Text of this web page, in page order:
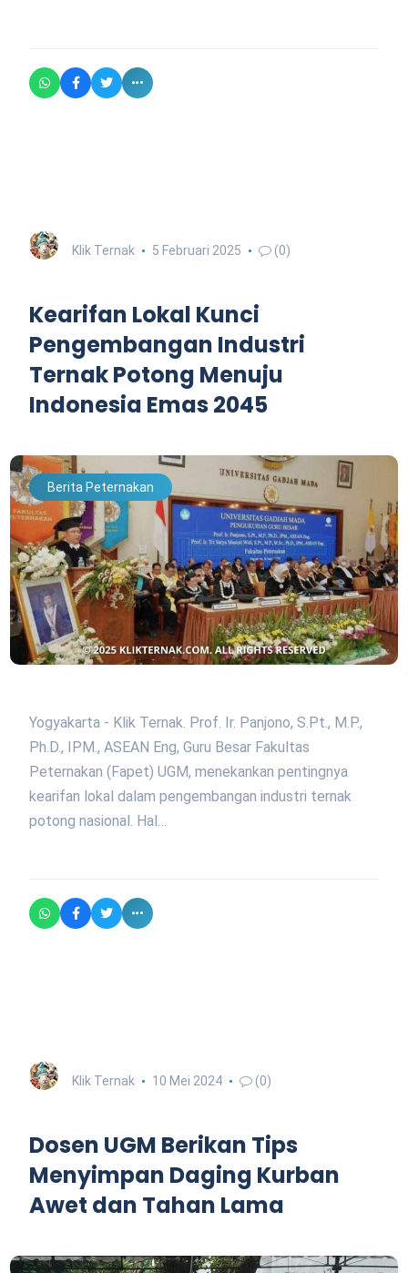
Klik Ternak 5 Februari 2025 (0)
Kearifan Lokal Kunci
Pengembangan Industri
Ternak Potong Menuju
Indonesia Emas 2045
Berita Peternakan
Yogyakarta - Klik Ternak. Prof. Ir. Panjono, S.Pt., M.P.,
Ph.D., IPM., ASEAN Eng, Guru Besar Fakultas
Peternakan (Fapet) UGM, menekankan pentingnya
kearifan lokal dalam pengembangan industri ternak
potong nasional. Hal…
Klik Ternak 10 Mei 2024 (0)
Dosen UGM Berikan Tips
Menyimpan Daging Kurban
Awet dan Tahan Lama